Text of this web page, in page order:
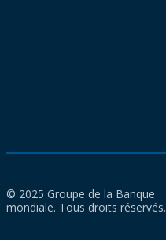
© 2025 Groupe de la Banque
mondiale. Tous droits réservés.